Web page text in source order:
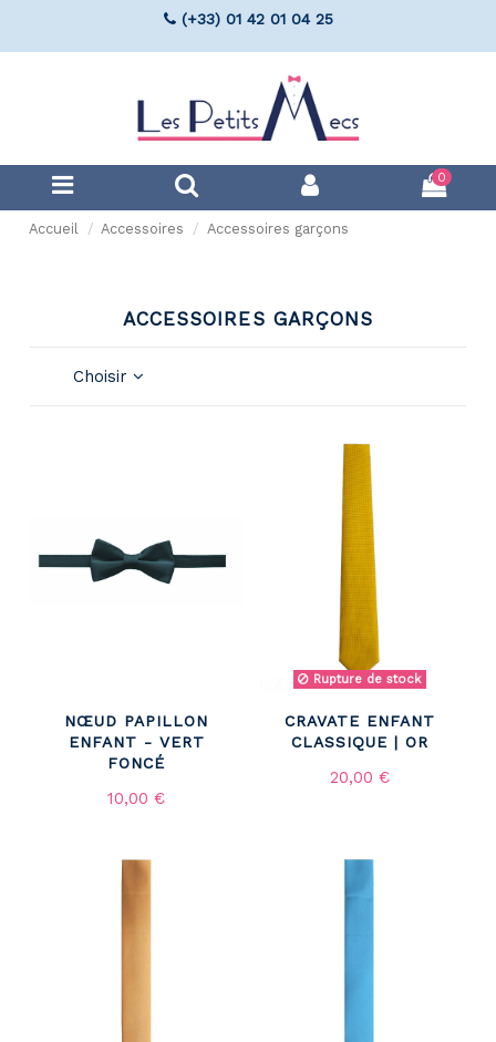
(+33) 01 42 01 04 25
0
Accueil Accessoires Accessoires garçons
ACCESSOIRES GARÇONS
Choisir
NŒUD PAPILLON
ENFANT - VERT
FONCÉ
10,00 €
Rupture de stock
CRAVATE ENFANT
CLASSIQUE | OR
20,00 €